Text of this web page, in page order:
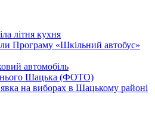
літня кухня
Програму «Шкільний автобус»
автомобіль
Шацька (ФОТО)
явка на виборах в Шацькому районі